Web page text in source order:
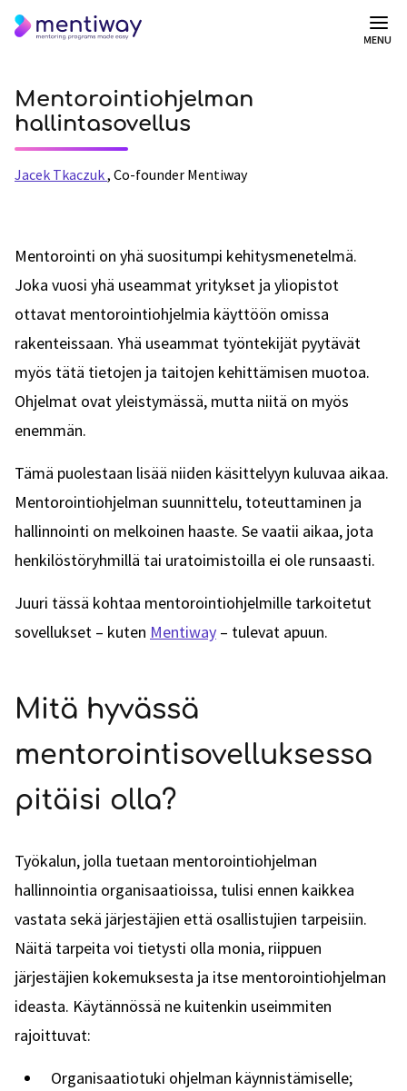
MENU
Mentorointiohjelman
hallintasovellus
Jacek Tkaczuk, Co-founder Mentiway
Mentorointi on yhä suositumpi kehitysmenetelmä.
Joka vuosi yhä useammat yritykset ja yliopistot
ottavat mentorointiohjelmia käyttöön omissa
rakenteissaan. Yhä useammat työntekijät pyytävät
myös tätä tietojen ja taitojen kehittämisen muotoa.
Ohjelmat ovat yleistymässä, mutta niitä on myös
enemmän.
Tämä puolestaan lisää niiden käsittelyyn kuluvaa aikaa.
Mentorointiohjelman suunnittelu, toteuttaminen ja
hallinnointi on melkoinen haaste. Se vaatii aikaa, jota
henkilöstöryhmillä tai uratoimistoilla ei ole runsaasti.
Juuri tässä kohtaa mentorointiohjelmille tarkoitetut
sovellukset – kuten Mentiway – tulevat apuun.
Mitä hyvässä
mentorointisovelluksessa
pitäisi olla?
Työkalun, jolla tuetaan mentorointiohjelman
hallinnointia organisaatioissa, tulisi ennen kaikkea
vastata sekä järjestäjien että osallistujien tarpeisiin.
Näitä tarpeita voi tietysti olla monia, riippuen
järjestäjien kokemuksesta ja itse mentorointiohjelman
ideasta. Käytännössä ne kuitenkin useimmiten
rajoittuvat:
Organisaatiotuki ohjelman käynnistämiselle;